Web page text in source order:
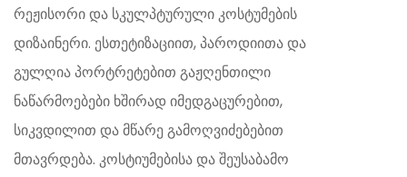
რეჟისორი და სკულპტურული კოსტუმების
დიზაინერი. ესთეტიზაციით, პაროდიითა და
გულღია პორტრეტებით გაჟღენთილი
ნაწარმოებები ხშირად იმედგაცურებით,
სიკვდილით და მწარე გამოღვიძებებით
მთავრდება. კოსტიუმებისა და შეუსაბამო